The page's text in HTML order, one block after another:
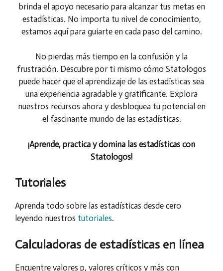
brinda el apoyo necesario para alcanzar tus metas en
estadísticas. No importa tu nivel de conocimiento,
estamos aquí para guiarte en cada paso del camino.
No pierdas más tiempo en la confusión y la
frustración. Descubre por ti mismo cómo Statologos
puede hacer que el aprendizaje de las estadísticas sea
una experiencia agradable y gratificante. Explora
nuestros recursos ahora y desbloquea tu potencial en
el fascinante mundo de las estadísticas.
¡Aprende, practica y domina las estadísticas con
Statologos!
Tutoriales
Aprenda todo sobre las estadísticas desde cero
leyendo nuestros tutoriales.
Calculadoras de estadísticas en línea
Encuentre valores p, valores críticos y más con